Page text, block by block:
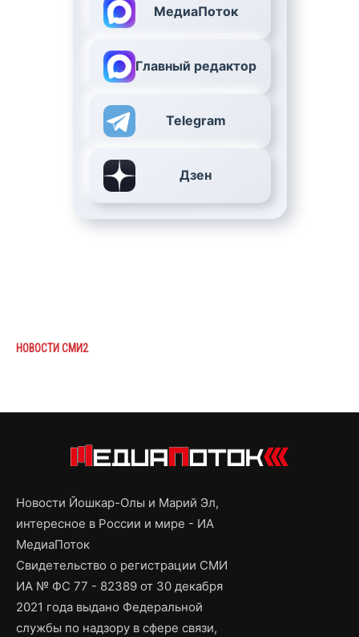
МедиаПоток
Главный редактор
Telegram
Дзен
НОВОСТИ СМИ2
Новости Йошкар-Олы и Марий Эл,
интересное в России и мире - ИА
МедиаПоток
Свидетельство о регистрации СМИ
ИА № ФС 77 - 82389 от 30 декабря
2021 года выдано Федеральной
службы по надзору в сфере связи,